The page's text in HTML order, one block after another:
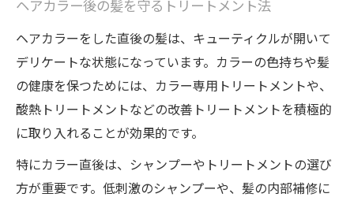
ヘアカラー後の髪を守るトリートメント法
ヘアカラーをした直後の髪は、キューティクルが開いて
デリケートな状態になっています。カラーの色持ちや髪
の健康を保つためには、カラー専用トリートメントや、
酸熱トリートメントなどの改善トリートメントを積極的
に取り入れることが効果的です。
特にカラー直後は、シャンプーやトリートメントの選び
方が重要です。低刺激のシャンプーや、髪の内部補修に